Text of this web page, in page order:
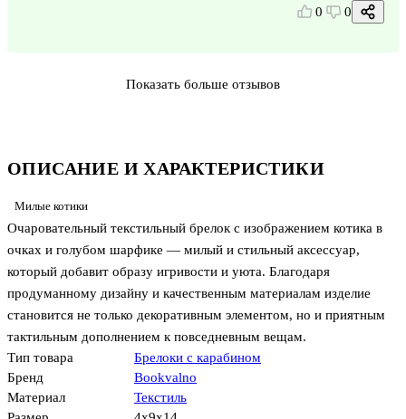
ОПИСАНИЕ И ХАРАКТЕРИСТИКИ
Милые котики
Очаровательный текстильный брелок с изображением котика в
очках и голубом шарфике — милый и стильный аксессуар,
который добавит образу игривости и уюта. Благодаря
продуманному дизайну и качественным материалам изделие
становится не только декоративным элементом, но и приятным
тактильным дополнением к повседневным вещам.
Тип товара
Брелоки с карабином
Бренд
Bookvalno
Материал
Текстиль
0 0
Показать больше отзывов